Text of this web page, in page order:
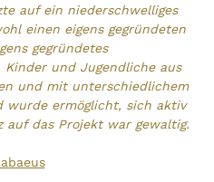
auf ein niederschwelliges
einen eigens gegründeten
gegründetes
und Jugendliche aus
und mit unterschiedlichem
wurde ermöglicht, sich aktiv
auf das Projekt war gewaltig.